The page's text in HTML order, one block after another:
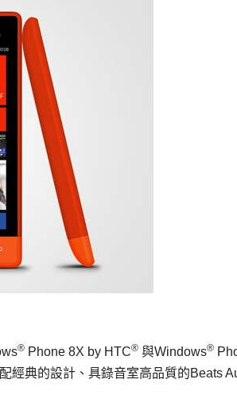
® Phone 8X by HTC® 與Windows®
經典的設計、具錄音室高品質的Beats